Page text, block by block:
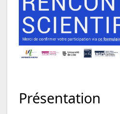
Présentation